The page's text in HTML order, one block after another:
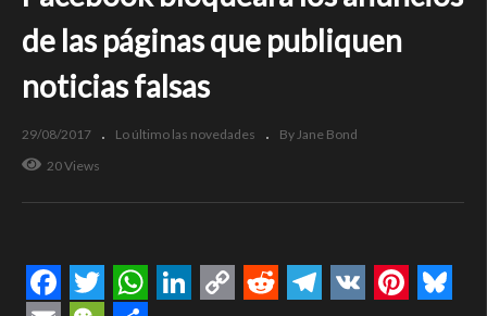
de las páginas que publiquen
noticias falsas
29/08/2017 Lo último las novedades
By Jane Bond
20 Views